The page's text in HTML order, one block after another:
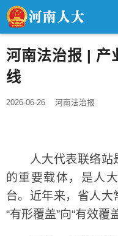
河南法治报 | 产
线
2026-06-26 河南法治报
人大代表联络站
的重要载体，是人
台。近年来，省人
“有形覆盖”向“有效覆